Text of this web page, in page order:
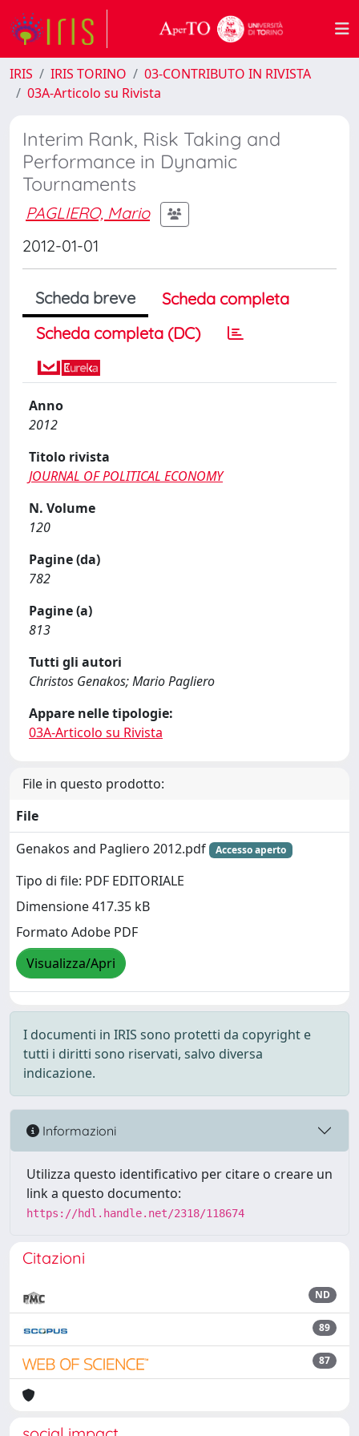
IRIS IRIS TORINO
03-CONTRIBUTO IN RIVISTA
03A-Articolo su Rivista
Interim Rank, Risk Taking and
Performance in Dynamic
Tournaments
PAGLIERO, Mario
2012-01-01
Scheda breve
Scheda completa
Scheda completa (DC)
Anno
2012
Titolo rivista
JOURNAL OF POLITICAL ECONOMY
N. Volume
120
Pagine (da)
782
Pagine (a)
813
Tutti gli autori
Christos Genakos; Mario Pagliero
Appare nelle tipologie:
03A-Articolo su Rivista
File in questo prodotto:
File
Genakos and Pagliero 2012.pdf
Accesso aperto
Tipo di file: PDF EDITORIALE
Dimensione 417.35 kB
Formato Adobe PDF
Visualizza/Apri
I documenti in IRIS sono protetti da copyright e
tutti i diritti sono riservati, salvo diversa
indicazione.
Informazioni
Utilizza questo identificativo per citare o creare un
link a questo documento:
https://hdl.handle.net/2318/118674
Citazioni
ND
89
87